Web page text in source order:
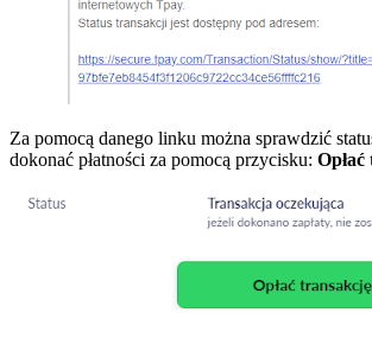
Za pomocą danego linku można sprawdzić
dokonać płatności za pomocą przycisku: